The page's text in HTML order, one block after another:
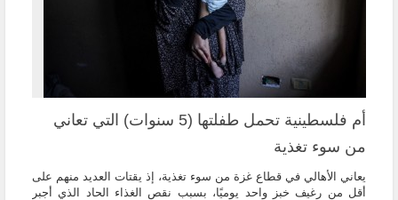
أم فلسطينية تحمل طفلتها (5 سنوات) التي تعاني
من سوء تغذية
يعاني الأهالي في قطاع غزة من سوء تغذية، إذ يقتات العديد منهم على
أقل من رغيف خبز واحد يوميًا، بسبب نقص الغذاء الحاد الذي أجبر